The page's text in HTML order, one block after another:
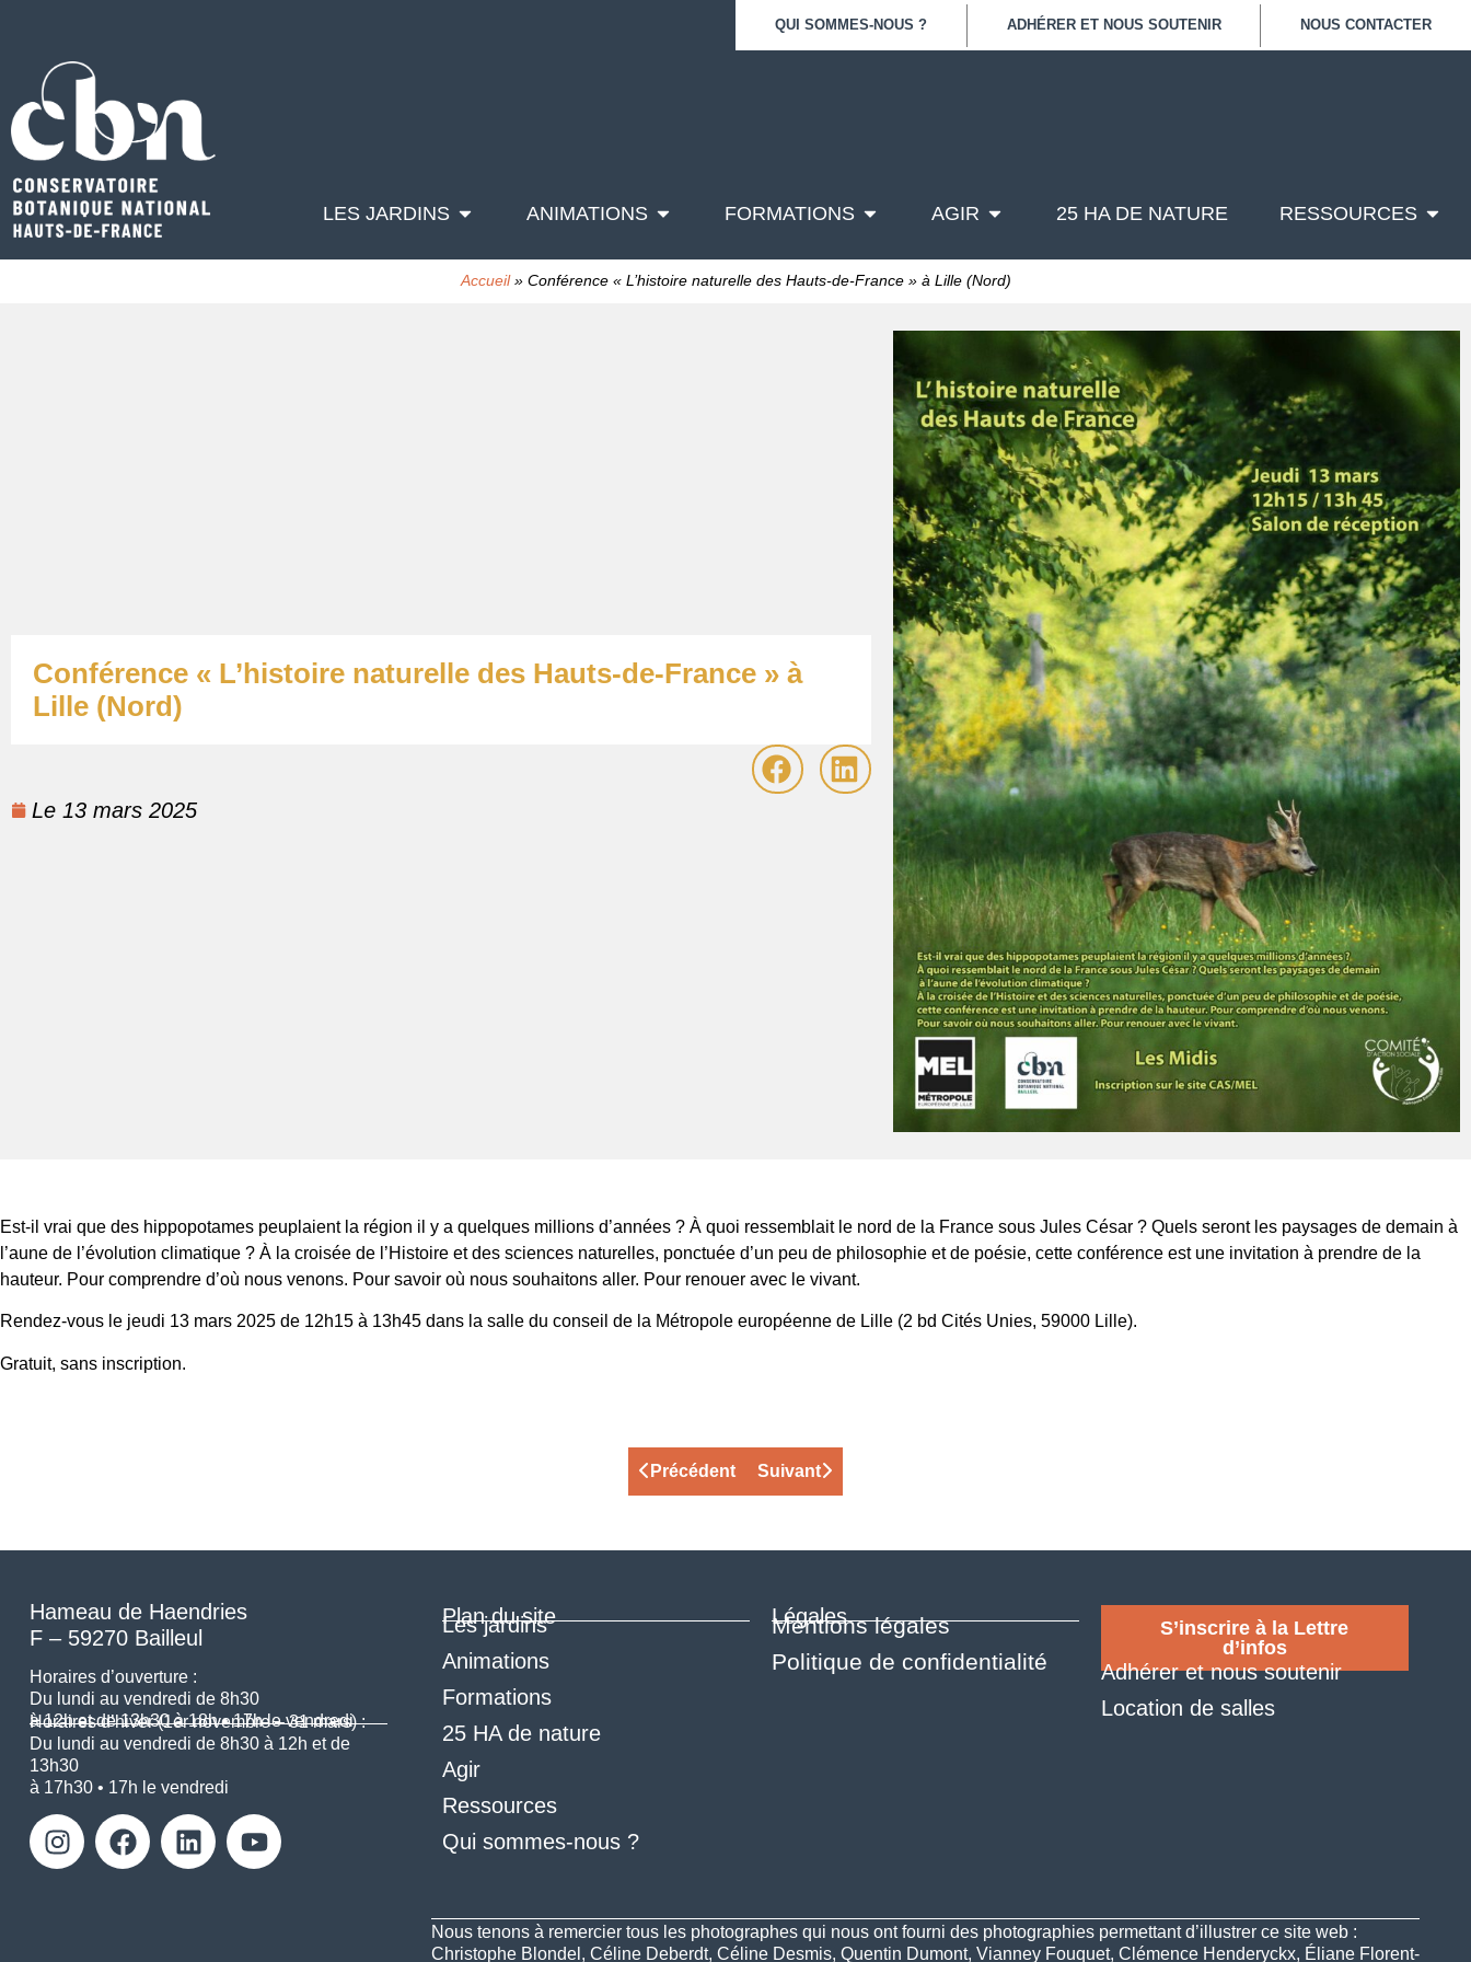
QUI SOMMES-NOUS ? ADHÉRER ET NOUS SOUTENIR NOUS CONTACTER
LES JARDINS ANIMATIONS FORMATIONS AGIR 25 HA DE NATURE RESSOURCES
Accueil» Conférence « L’histoire naturelle des Hauts-de-France » à Lille (Nord)
Conférence « L’histoire naturelle des Hauts-de-France » à
Lille (Nord)
Le 13 mars 2025
Est-il vrai que des hippopotames peuplaient la région il y a quelques millions d’années ? À quoi ressemblait le nord de la France sous Jules César ? Quels seront les paysages de demain à
l’aune de l’évolution climatique ? À la croisée de l’Histoire et des sciences naturelles, ponctuée d’un peu de philosophie et de poésie, cette conférence est une invitation à prendre de la
hauteur. Pour comprendre d’où nous venons. Pour savoir où nous souhaitons aller. Pour renouer avec le vivant.
Rendez-vous le jeudi 13 mars 2025 de 12h15 à 13h45 dans la salle du conseil de la Métropole européenne de Lille (2 bd Cités Unies, 59000 Lille).
Gratuit, sans inscription.
Précédent Suivant
Hameau de Haendries
F – 59270 Bailleul
Horaires d’ouverture :
Du lundi au vendredi de 8h30
à 12h et de 13h30 à 18h • 17h le vendredi
Horaires d’hiver (1er novembre – 31 mars) :
Du lundi au vendredi de 8h30 à 12h et de
13h30
à 17h30 • 17h le vendredi
Plan du site
Les jardins
Animations
Formations
25 HA de nature
Agir
Ressources
Qui sommes-nous ?
Légales
Mentions légales
Politique de confidentialité
S’inscrire à la Lettre
d’infos
Adhérer et nous soutenir
Location de salles
Nous tenons à remercier tous les photographes qui nous ont fourni des photographies permettant d’illustrer ce site web :
Christophe Blondel, Céline Deberdt, Céline Desmis, Quentin Dumont, Vianney Fouquet, Clémence Henderyckx, Éliane Florent-